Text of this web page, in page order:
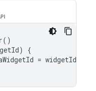
()
)
{
= widgetId